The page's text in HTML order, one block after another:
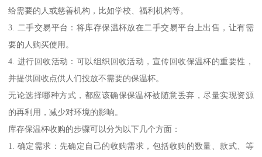
给需要的人或慈善机构，比如学校、福利机构等。
3. 二手交易平台：将库存保温杯放在二手交易平台上出售，让有需
要的人购买使用。
4. 进行回收活动：可以组织回收活动，宣传回收保温杯的重要性，
并提供回收点供人们投放不需要的保温杯。
无论选择哪种方式，都应该确保保温杯被随意丢弃，尽量实现资源
的再利用，减少对环境的影响。
库存保温杯收购的步骤可以分为以下几个方面：
1. 确定需求：先确定自己的收购需求，包括收购的数量、款式、等